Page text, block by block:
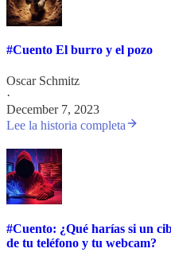
#Cuento El burro y el pozo
Oscar Schmitz
·
December 7, 2023
Lee la historia completa
#Cuento: ¿Qué harías si un
de tu teléfono y tu webcam?